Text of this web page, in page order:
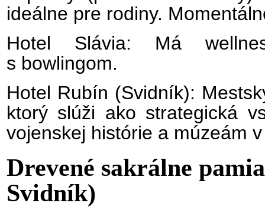
ideálne pre rodiny.
Hotel Slávia: Má
s bowlingom.
Hotel Rubín (Svidník):
ktorý slúži ako strategická
vojenskej histórie a múzeám
Drevené sakrálne
Svidník)